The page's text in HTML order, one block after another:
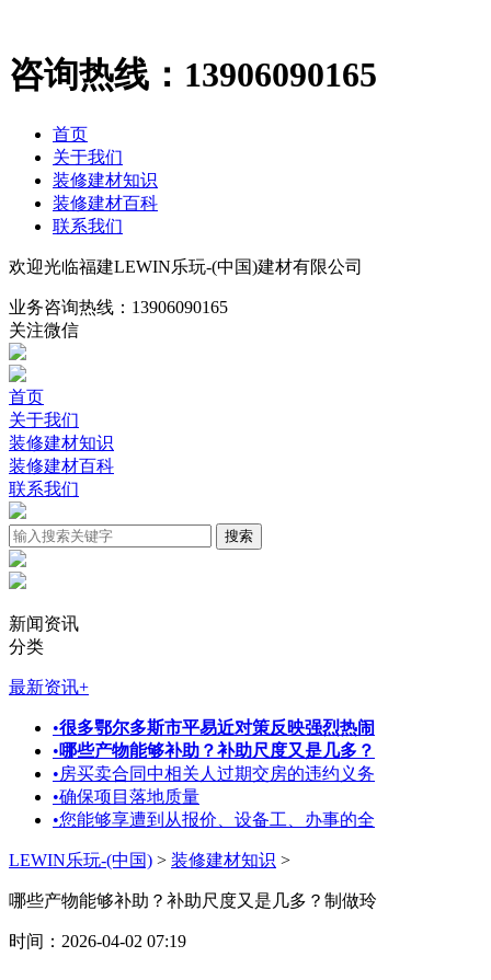
咨询热线： 13906090165
首页
关于我们
装修建材知识
装修建材百科
联系我们
欢迎光临福建LEWIN乐玩-(中国)建材有限公司
业务咨询热线： 13906090165
关注微信
首页
关于我们
装修建材知识
装修建材百科
联系我们
新闻资讯
分类
最新资讯+
•很多鄂尔多斯市平易近对策反映强烈热闹
•哪些产物能够补助？补助尺度又是几多？
•房买卖合同中相关人过期交房的违约义务
•确保项目落地质量
•您能够享遭到从报价、设备工、办事的全
LEWIN乐玩-(中国) > 装修建材知识 >
哪些产物能够补助？补助尺度又是几多？制做玲
时间：2026-04-02 07:19